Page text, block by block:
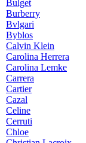
Bulget
Burberry
Bvlgari
Byblos
Calvin Klein
Carolina Herrera
Carolina Lemke
Carrera
Cartier
Cazal
Celine
Cerruti
Chloe